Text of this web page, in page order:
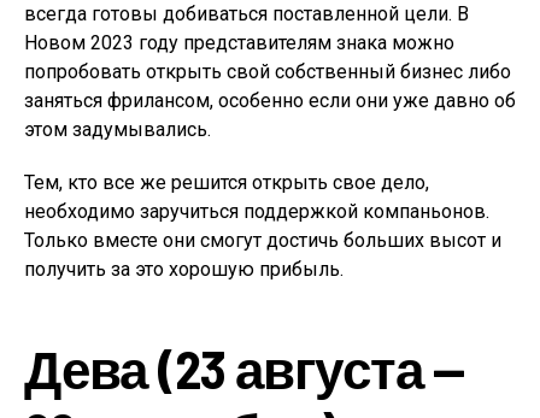
всегда готовы добиваться поставленной цели. В
Новом 2023 году представителям знака можно
попробовать открыть свой собственный бизнес либо
заняться фрилансом, особенно если они уже давно об
этом задумывались.
Тем, кто все же решится открыть свое дело,
необходимо заручиться поддержкой компаньонов.
Только вместе они смогут достичь больших высот и
получить за это хорошую прибыль.
Дева (23 августа —